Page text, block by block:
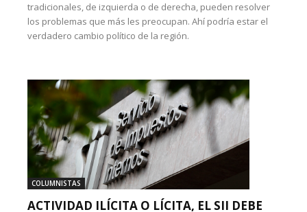
tradicionales, de izquierda o de derecha, pueden resolver
los problemas que más les preocupan. Ahí podría estar el
verdadero cambio político de la región.
COLUMNISTAS
ACTIVIDAD ILÍCITA O LÍCITA, EL SII DEBE